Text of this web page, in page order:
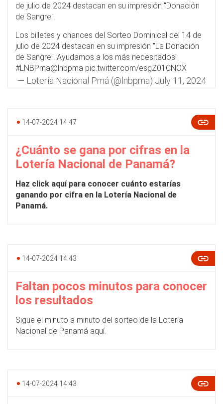
de julio de 2024 destacan en su impresión "Donación
de Sangre".
Los billetes y chances del Sorteo Dominical del 14 de
julio de 2024 destacan en su impresión "La Donación
de Sangre".¡Ayudamos a los más necesitados!
#LNBPma@lnbpma pic.twitter.com/esgZ01CNOX
— Lotería Nacional Pmá (@lnbpma) July 11, 2024
14-07-2024 14:47
¿Cuánto se gana por cifras en la
Lotería Nacional de Panamá?
Haz click aquí para conocer cuánto estarías
ganando por cifra en la Lotería Nacional de
Panamá.
14-07-2024 14:43
Faltan pocos minutos para conocer
los resultados
Sigue el minuto a minuto del sorteo de la Lotería
Nacional de Panamá aquí.
14-07-2024 14:43